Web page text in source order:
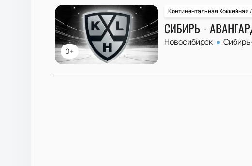
0+
Континентальная Хоккейная
СИБИРЬ -
Новосибирск